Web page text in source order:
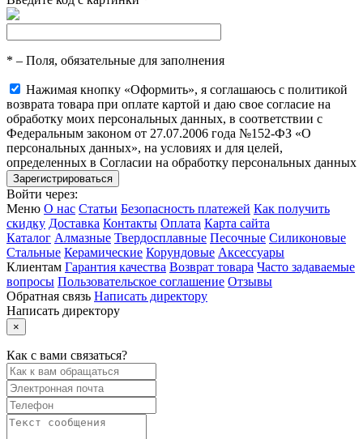
* – Поля, обязательные для заполнения
Нажимая кнопку «Оформить», я соглашаюсь с политикой
возврата товара при оплате картой и даю свое согласие на
обработку моих персональных данных, в соответствии с
Федеральным законом от 27.07.2006 года №152-ФЗ «О
персональных данных», на условиях и для целей,
определенных в Согласии на обработку персональных данных
Войти через:
Меню О нас Статьи Безопасность платежей Как получить
скидку Доставка Контакты Оплата Карта сайта
Каталог Алмазные Твердосплавные Песочные Силиконовые
Стальные Керамические Корундовые Аксессуары
Клиентам Гарантия качества Возврат товара Часто задаваемые
вопросы Пользовательское соглашение Отзывы
Обратная связь Написать директору
Написать директору
×
Как с вами связаться?